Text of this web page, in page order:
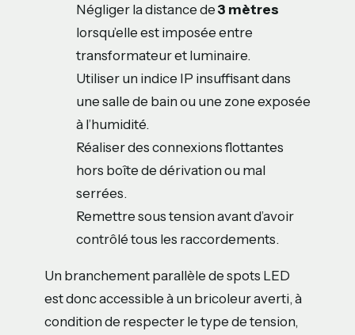
Négliger la distance de 3 mètres
lorsqu’elle est imposée entre
transformateur et luminaire.
Utiliser un indice IP insuffisant dans
une salle de bain ou une zone exposée
à l’humidité.
Réaliser des connexions flottantes
hors boîte de dérivation ou mal
serrées.
Remettre sous tension avant d’avoir
contrôlé tous les raccordements.
Un branchement parallèle de spots LED
est donc accessible à un bricoleur averti, à
condition de respecter le type de tension,